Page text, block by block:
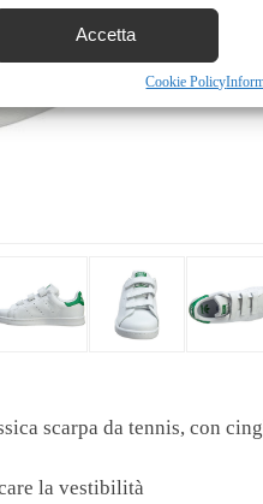
Accetta
Cookie Policy
scarpa da tennis, con
la vestibilità